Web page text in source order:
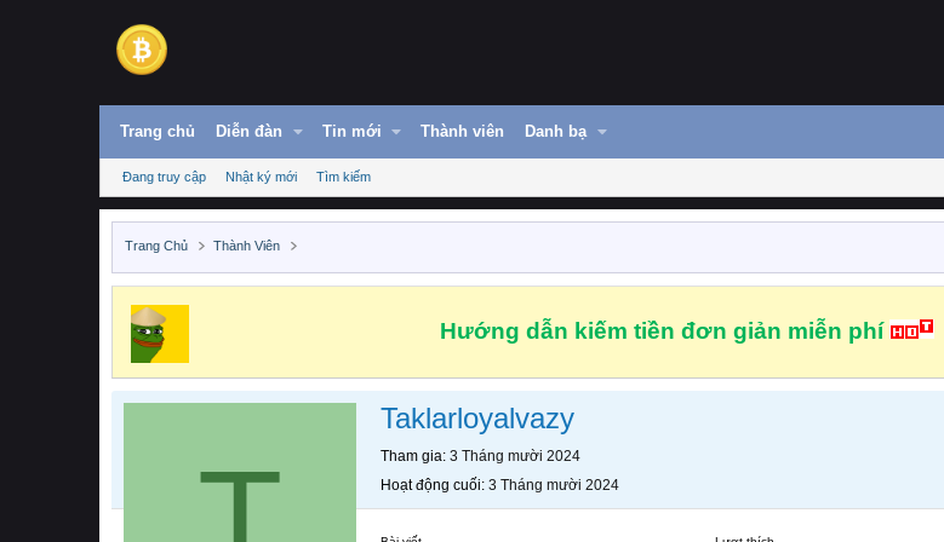
Trang chủ Diễn đàn Tin mới Thành viên Danh bạ
Đang truy cập Nhật ký mới Tìm kiếm
Trang Chủ Thành Viên
Hướng dẫn kiếm tiền đơn giản miễn phí
Taklarloyalvazy
Tham gia 3 Tháng mười 2024
Hoạt động cuối 3 Tháng mười 2024